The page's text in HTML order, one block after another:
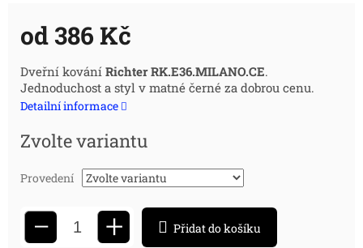
od386 Kč
Měrná
cena:
Dveřní kování Richter RK.E36.MILANO.CE.
Jednoduchost a styl v matné černé za dobrou cenu.
Detailní informace
Zvolte variantu
Provedení
− + Přidat do košíku